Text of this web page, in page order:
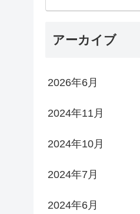
アーカイブ
2026年6月
2024年11月
2024年10月
2024年7月
2024年6月